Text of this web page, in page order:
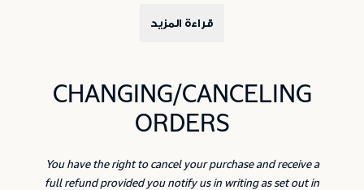
قراءة المزيد
CHANGING/CANCELING
ORDERS
You have the right to cancel your purchase and receive a
full refund provided you notify us in writing as set out in